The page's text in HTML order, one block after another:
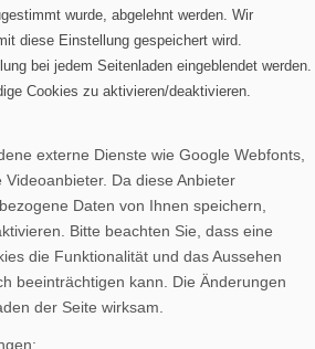
wurde, abgelehnt werden. Wir
diese Einstellung gespeichert wird.
bei jedem Seitenladen eingeblendet werden.
Cookies zu aktivieren/deaktivieren.
externe Dienste wie Google Webfonts,
Da diese Anbieter
Daten von Ihnen speichern,
Bitte beachten Sie, dass eine
die Funktionalität und das Aussehen
beeinträchtigen kann. Die Änderungen
der Seite wirksam.